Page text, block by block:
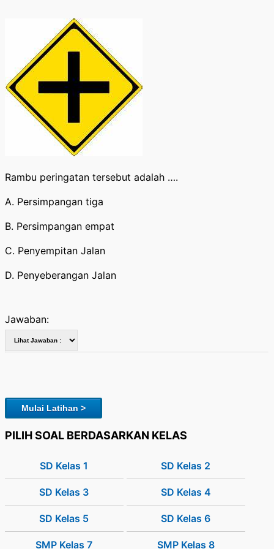
Rambu peringatan tersebut adalah ….
A. Persimpangan tiga
B. Persimpangan empat
C. Penyempitan Jalan
D. Penyeberangan Jalan
Jawaban:
Mulai Latihan >
PILIH SOAL BERDASARKAN KELAS
SD Kelas 1 SD Kelas 2
SD Kelas 3 SD Kelas 4
SD Kelas 5 SD Kelas 6
SMP Kelas 7 SMP Kelas 8